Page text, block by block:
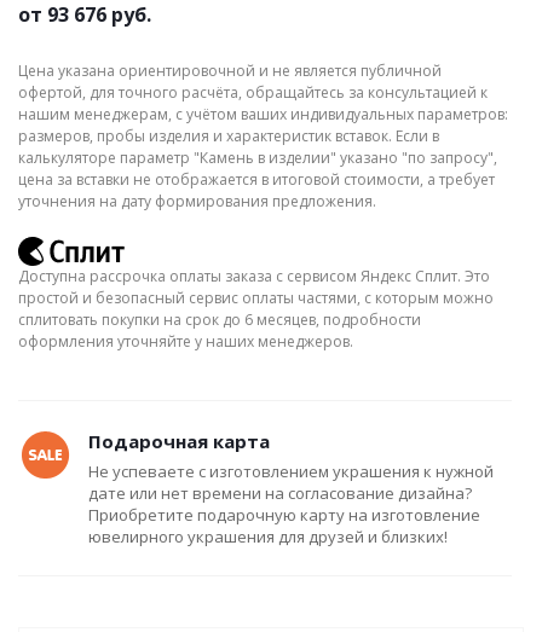
от 93 676 руб.
Цена указана ориентировочной и не является публичной
офертой, для точного расчёта, обращайтесь за консультацией к
нашим менеджерам, с учётом ваших индивидуальных параметров:
размеров, пробы изделия и характеристик вставок. Если в
калькуляторе параметр "Камень в изделии" указано "по запросу",
цена за вставки не отображается в итоговой стоимости, а требует
уточнения на дату формирования предложения.
Доступна рассрочка оплаты заказа с сервисом Яндекс Сплит. Это
простой и безопасный сервис оплаты частями, с которым можно
сплитовать покупки на срок до 6 месяцев, подробности
оформления уточняйте у наших менеджеров.
Подарочная карта
Не успеваете с изготовлением украшения к нужной
дате или нет времени на согласование дизайна?
Приобретите подарочную карту на изготовление
ювелирного украшения для друзей и близких!